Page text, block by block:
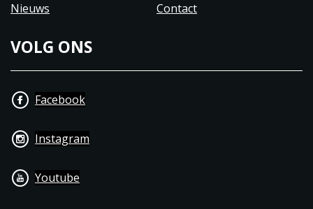
Nieuws
Contact
VOLG ONS
Facebook
Instagram
Youtube